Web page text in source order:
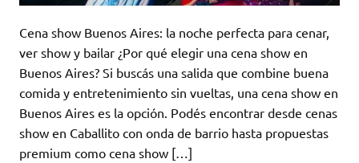
Cena show Buenos Aires: la noche perfecta para cenar,
ver show y bailar ¿Por qué elegir una cena show en
Buenos Aires? Si buscás una salida que combine buena
comida y entretenimiento sin vueltas, una cena show en
Buenos Aires es la opción. Podés encontrar desde cenas
show en Caballito con onda de barrio hasta propuestas
premium como cena show […]